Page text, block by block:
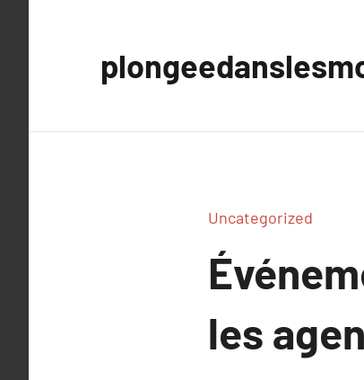
Uncategorized
les